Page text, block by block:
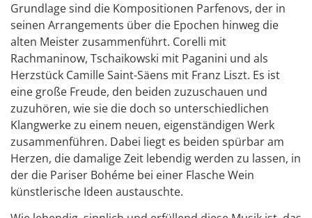
Grundlage sind die Kompositionen Parfenovs, der in
seinen Arrangements über die Epochen hinweg die
alten Meister zusammenführt. Corelli mit
Rachmaninow, Tschaikowski mit Paganini und als
Herzstück Camille Saint-Säens mit Franz Liszt. Es ist
eine große Freude, den beiden zuzuschauen und
zuzuhören, wie sie die doch so unterschiedlichen
Klangwerke zu einem neuen, eigenständigen Werk
zusammenführen. Dabei liegt es beiden spürbar am
Herzen, die damalige Zeit lebendig werden zu lassen, in
der die Pariser Bohéme bei einer Flasche Wein
künstlerische Ideen austauschte.